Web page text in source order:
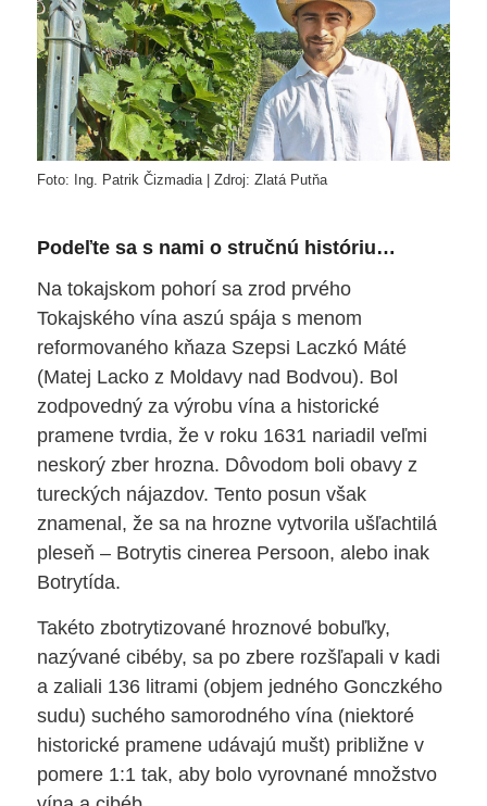
Foto: Ing. Patrik Čizmadia | Zdroj: Zlatá Putňa
Podeľte sa s nami o stručnú históriu…
Na tokajskom pohorí sa zrod prvého
Tokajského vína aszú spája s menom
reformovaného kňaza Szepsi Laczkó Máté
(Matej Lacko z Moldavy nad Bodvou). Bol
zodpovedný za výrobu vína a historické
pramene tvrdia, že v roku 1631 nariadil veľmi
neskorý zber hrozna. Dôvodom boli obavy z
tureckých nájazdov. Tento posun však
znamenal, že sa na hrozne vytvorila ušľachtilá
pleseň – Botrytis cinerea Persoon, alebo inak
Botrytída.
Takéto zbotrytizované hroznové bobuľky,
nazývané cibéby, sa po zbere rozšľapali v kadi
a zaliali 136 litrami (objem jedného Gonczkého
sudu) suchého samorodného vína (niektoré
historické pramene udávajú mušt) približne v
pomere 1:1 tak, aby bolo vyrovnané množstvo